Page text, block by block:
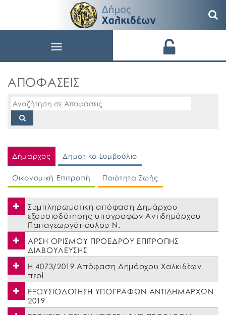
Toggle
ΑΠΟΦΑΣΕΙΣ
Δήμαρχος Δημοτικό Συμβούλιο
Οικονομική Επιτροπή Ποιότητα Ζωής
Συμπληρωματική απόφαση Δημάρχου
εξουσιοδότησης υπογραφών Αντιδημάρχου
Παπαγεωργόπουλου Ν.
ΑΡΣΗ ΟΡΙΣΜΟΥ ΠΡΟΕΔΡΟΥ ΕΠΙΤΡΟΠΗΣ
ΔΙΑΒΟΥΛΕΥΣΗΣ
Η 4073/2019 Απόφαση Δημάρχου Χαλκιδέων
περί
ΕΞΟΥΣΙΟΔΟΤΗΣΗ ΥΠΟΓΡΑΦΩΝ ΑΝΤΙΔΗΜΑΡΧΩΝ
2019